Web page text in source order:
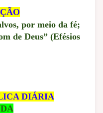
por meio da fé;
de Deus” (Efésios
DIÁRIA